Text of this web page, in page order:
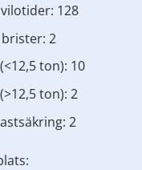
128
2
ton): 10
ton): 2
2